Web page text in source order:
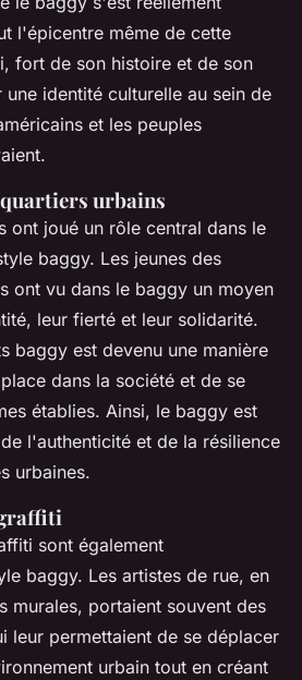
l'épicentre même de cette
fort de son histoire et de son
identité culturelle au sein de
et les peuples
urbains
ont joué un rôle central dans le
baggy. Les jeunes des
ont vu dans le baggy un moyen
leur fierté et leur solidarité.
baggy est devenu une manière
dans la société et de se
établies. Ainsi, le baggy est
l'authenticité et de la résilience
urbaines.
sont également
baggy. Les artistes de rue, en
murales, portaient souvent des
leur permettaient de se déplacer
urbain tout en créant